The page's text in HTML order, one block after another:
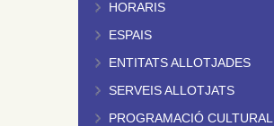
HORARIS
ESPAIS
ENTITATS ALLOTJADES
SERVEIS ALLOTJATS
PROGRAMACIÓ CULTURAL